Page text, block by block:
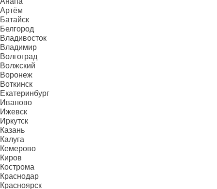
Артём
Батайск
Белгород
Владивосток
Владимир
Волгоград
Волжский
Воронеж
Воткинск
Екатеринбург
Иваново
Ижевск
Иркутск
Казань
Калуга
Кемерово
Киров
Кострома
Краснодар
Красноярск